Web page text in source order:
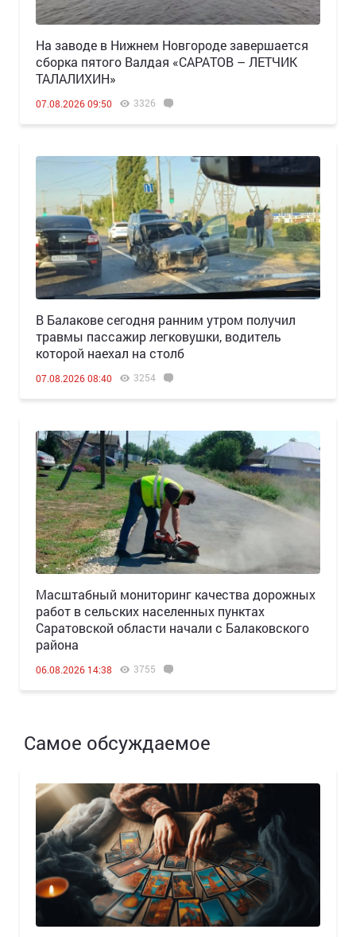
Н️а заводе в Нижнем Новгороде завершается
сборка пятого Валдая «САРАТОВ – ЛЕТЧИК
ТАЛАЛИХИН»
07.08.2026 09:50 3326
В Балакове сегодня ранним утром получил
травмы пассажир легковушки, водитель
которой наехал на столб
07.08.2026 08:40 3254
Масштабный мониторинг качества дорожных
работ в сельских населенных пунктах
Саратовской области начали с Балаковского
района
06.08.2026 14:38 3755
Самое обсуждаемое